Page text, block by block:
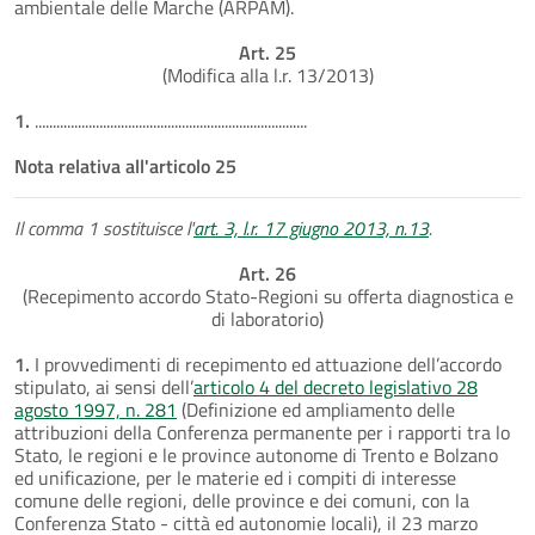
ambientale delle Marche (ARPAM).
Art. 25
(Modifica alla l.r. 13/2013)
1. ............................................................................
Nota relativa all'articolo 25
Il comma 1 sostituisce l'art. 3, l.r. 17 giugno 2013, n.13.
Art. 26
(Recepimento accordo Stato-Regioni su offerta diagnostica e
di laboratorio)
1. I provvedimenti di recepimento ed attuazione dell’accordo
stipulato, ai sensi dell’articolo 4 del decreto legislativo 28
agosto 1997, n. 281 (Definizione ed ampliamento delle
attribuzioni della Conferenza permanente per i rapporti tra lo
Stato, le regioni e le province autonome di Trento e Bolzano
ed unificazione, per le materie ed i compiti di interesse
comune delle regioni, delle province e dei comuni, con la
Conferenza Stato - città ed autonomie locali), il 23 marzo